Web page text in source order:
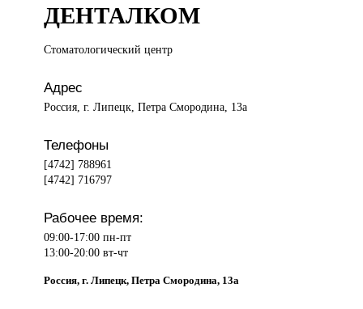
ДЕНТАЛКОМ
Стоматологический центр
Адрес
Россия, г. Липецк, Петра Смородина, 13а
Телефоны
[4742] 788961
[4742] 716797
Рабочее время:
09:00-17:00 пн-пт
13:00-20:00 вт-чт
Россия, г. Липецк, Петра Смородина, 13а